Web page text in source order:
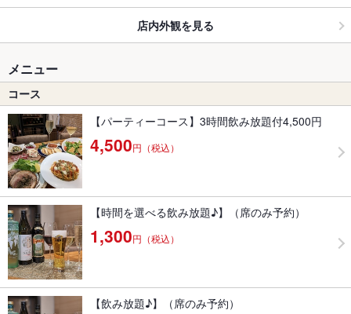
店内外観を見る
メニュー
コース
【パーティーコース】3時間飲み放題付4,500円
4,500円（税込）
【時間を選べる飲み放題♪】（席のみ予約）
1,300円（税込）
【飲み放題♪】（席のみ予約）